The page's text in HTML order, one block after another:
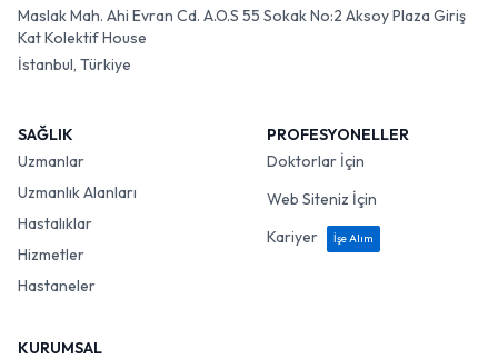
Maslak Mah. Ahi Evran Cd. A.O.S 55 Sokak No:2 Aksoy Plaza Giriş
Kat Kolektif House
İstanbul, Türkiye
SAĞLIK
Uzmanlar
Uzmanlık Alanları
Hastalıklar
Hizmetler
Hastaneler
PROFESYONELLER
Doktorlar İçin
Web Siteniz İçin
Kariyer
İşe Alım
KURUMSAL